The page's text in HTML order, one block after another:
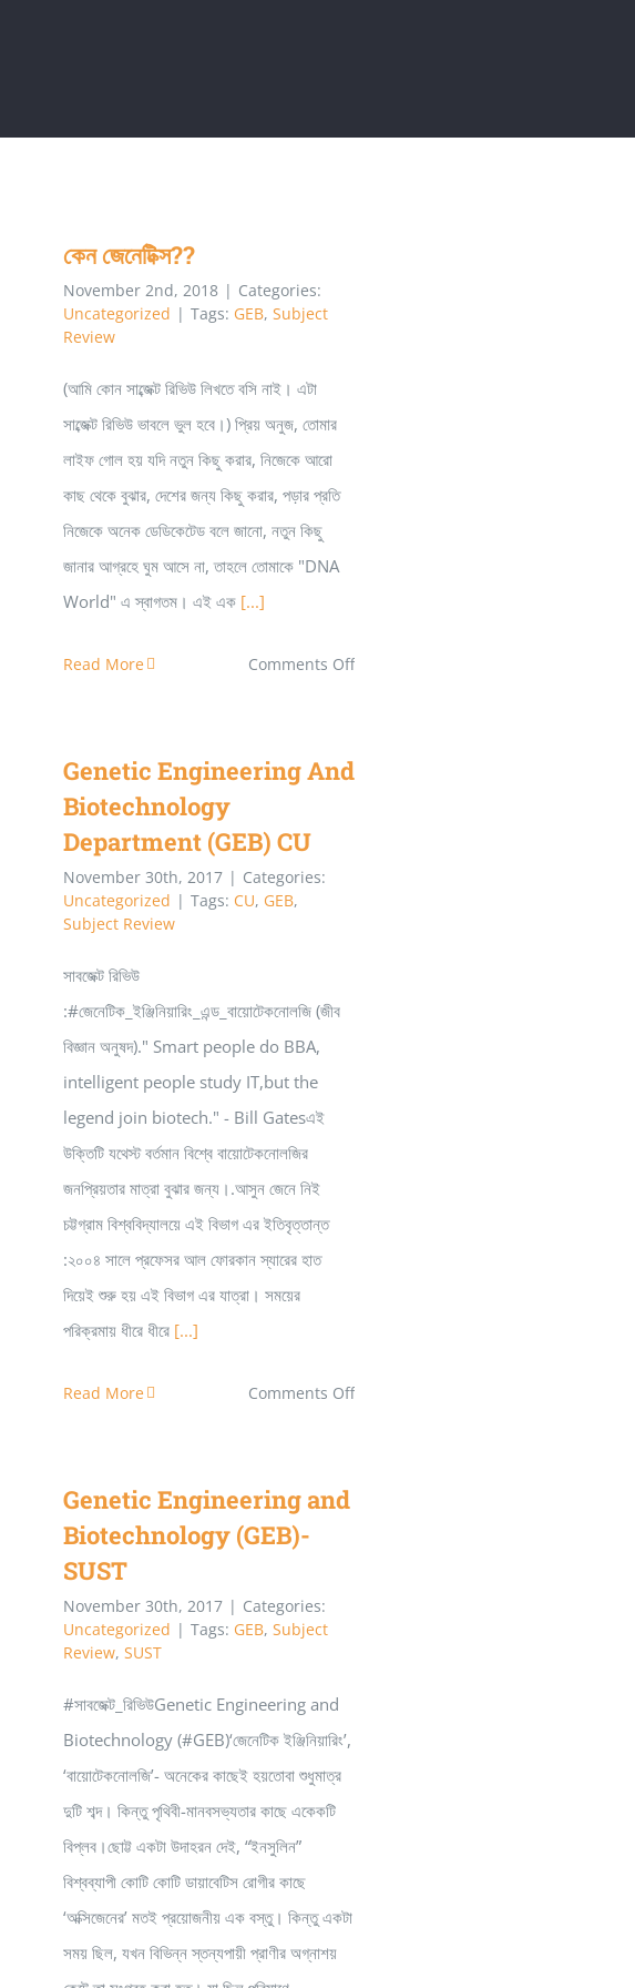
কেন জেনেটিক্স??
November 2nd, 2018 | Categories:
Uncategorized | Tags: GEB, Subject
Review
(আমি কোন সাব্জেক্ট রিভিউ লিখতে বসি নাই। এটা
সাব্জেক্ট রিভিউ ভাবলে ভুল হবে।) প্রিয় অনুজ, তোমার
লাইফ গোল হয় যদি নতুন কিছু করার, নিজেকে আরো
কাছ থেকে বুঝার, দেশের জন্য কিছু করার, পড়ার প্রতি
নিজেকে অনেক ডেডিকেটেড বলে জানো, নতুন কিছু
জানার আগ্রহে ঘুম আসে না, তাহলে তোমাকে "DNA
World" এ স্বাগতম। এই এক [...]
Read More Comments Offon
Genetic Engineering And
Biotechnology
Department (GEB) CU
November 30th, 2017 | Categories:
Uncategorized | Tags: CU, GEB,
Subject Review
সাবজেক্ট রিভিউ
:#জেনেটিক_ইঞ্জিনিয়ারিং_এন্ড_বায়োটেকনোলজি (জীব
বিজ্ঞান অনুষদ)." Smart people do BBA,
intelligent people study IT,but the
legend join biotech." - Bill Gatesএই
উক্তিটি যথেস্ট বর্তমান বিশ্বে বায়োটেকনোলজির
জনপ্রিয়তার মাত্রা বুঝার জন্য।.আসুন জেনে নিই
চট্টগ্রাম বিশ্ববিদ্যালয়ে এই বিভাগ এর ইতিবৃত্তান্ত
:২০০৪ সালে প্রফেসর আল ফোরকান স্যারের হাত
দিয়েই শুরু হয় এই বিভাগ এর যাত্রা। সময়ের
পরিক্রমায় ধীরে ধীরে [...]
Read More Comments Offon
Genetic Engineering and
Biotechnology (GEB)-
SUST
November 30th, 2017 | Categories:
Uncategorized | Tags: GEB, Subject
Review, SUST
#সাবজেক্ট_রিভিউGenetic Engineering and
Biotechnology (#GEB)‘জেনেটিক ইঞ্জিনিয়ারিং’,
‘বায়োটেকনোলজি’- অনেকের কাছেই হয়তোবা শুধুমাত্র
দুটি শব্দ। কিন্তু পৃথিবী-মানবসভ্যতার কাছে একেকটি
বিপ্লব।ছোট্ট একটা উদাহরন দেই, “ইনসুলিন”
বিশ্বব্যাপী কোটি কোটি ডায়াবেটিস রোগীর কাছে
‘অক্সিজেনের’ মতই প্রয়োজনীয় এক বস্তু। কিন্তু একটা
সময় ছিল, যখন বিভিন্ন স্তন্যপায়ী প্রাণীর অগ্নাশয়